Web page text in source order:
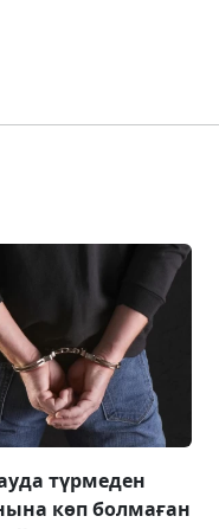
түрмеден
көп болмаған